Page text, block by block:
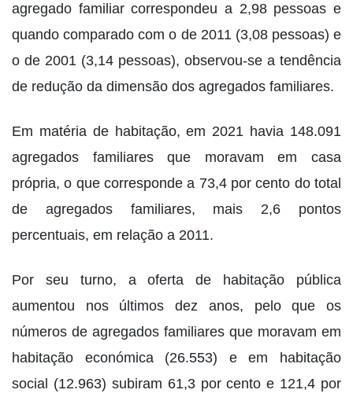
agregado familiar correspondeu a 2,98 pessoas e
quando comparado com o de 2011 (3,08 pessoas) e
o de 2001 (3,14 pessoas), observou-se a tendência
de redução da dimensão dos agregados familiares.
Em matéria de habitação, em 2021 havia 148.091
agregados familiares que moravam em casa
própria, o que corresponde a 73,4 por cento do total
de agregados familiares, mais 2,6 pontos
percentuais, em relação a 2011.
Por seu turno, a oferta de habitação pública
aumentou nos últimos dez anos, pelo que os
números de agregados familiares que moravam em
habitação económica (26.553) e em habitação
social (12.963) subiram 61,3 por cento e 121,4 por